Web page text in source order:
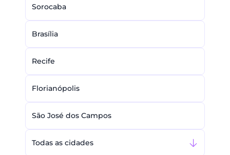
Sorocaba
Brasília
Recife
Florianópolis
São José dos Campos
Todas as cidades